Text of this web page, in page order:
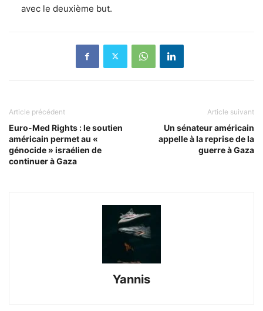
avec le deuxième but.
Article précédent
Euro-Med Rights : le soutien
américain permet au «
génocide » israélien de
continuer à Gaza
Article suivant
Un sénateur américain
appelle à la reprise de la
guerre à Gaza
Yannis